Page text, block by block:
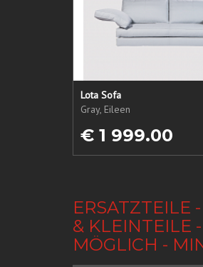
Lota Sofa
Gray, Eileen
€ 1 999.00
ERSATZTEILE
& KLEINTEILE
MÖGLICH -